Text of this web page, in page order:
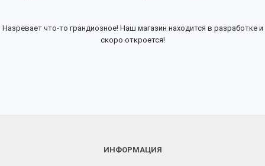
Назревает что-то грандиозное! Наш магазин находится в разработке и
скоро откроется!
ИНФОРМАЦИЯ